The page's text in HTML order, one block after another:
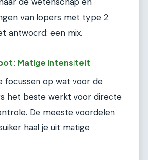
van lopers met type 2
antwoord: een mix.
Matige intensiteit
focussen op wat voor de
het beste werkt voor directe
De meeste voordelen
haal je uit matige